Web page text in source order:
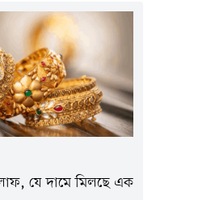
খন্দকার আব্দুল মুক্তাদির এবং
হাইকমিশনার সুসান
আগস্ট) সচিবালয়ে বাণিজ্য
বৈঠকে দুই দেশের অর্থনৈতিক
লক্ষ্যে বাণিজ্য আলোচনা,
লাফ, যে দামে মিলছে এক